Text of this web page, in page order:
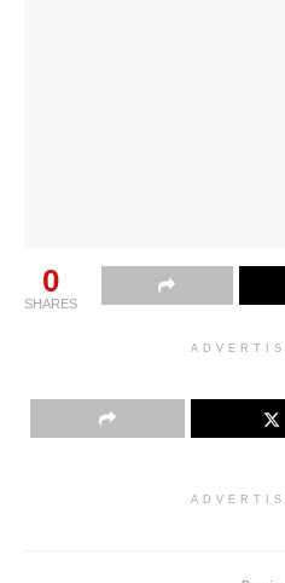
0
SHARES